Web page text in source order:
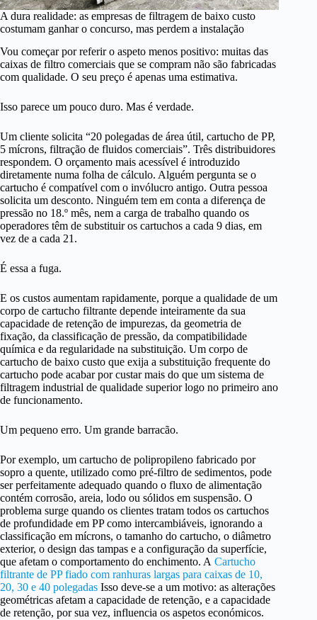
A dura realidade: as empresas de filtragem de baixo custo
costumam ganhar o concurso, mas perdem a instalação
Vou começar por referir o aspeto menos positivo: muitas das
caixas de filtro comerciais que se compram não são fabricadas
com qualidade. O seu preço é apenas uma estimativa.
Isso parece um pouco duro. Mas é verdade.
Um cliente solicita “20 polegadas de área útil, cartucho de PP,
5 mícrons, filtração de fluidos comerciais”. Três distribuidores
respondem. O orçamento mais acessível é introduzido
diretamente numa folha de cálculo. Alguém pergunta se o
cartucho é compatível com o invólucro antigo. Outra pessoa
solicita um desconto. Ninguém tem em conta a diferença de
pressão no 18.º mês, nem a carga de trabalho quando os
operadores têm de substituir os cartuchos a cada 9 dias, em
vez de a cada 21.
É essa a fuga.
E os custos aumentam rapidamente, porque a qualidade de um
corpo de cartucho filtrante depende inteiramente da sua
capacidade de retenção de impurezas, da geometria de
fixação, da classificação de pressão, da compatibilidade
química e da regularidade na substituição. Um corpo de
cartucho de baixo custo que exija a substituição frequente do
cartucho pode acabar por custar mais do que um sistema de
filtragem industrial de qualidade superior logo no primeiro ano
de funcionamento.
Um pequeno erro. Um grande barracão.
Por exemplo, um cartucho de polipropileno fabricado por
sopro a quente, utilizado como pré-filtro de sedimentos, pode
ser perfeitamente adequado quando o fluxo de alimentação
contém corrosão, areia, lodo ou sólidos em suspensão. O
problema surge quando os clientes tratam todos os cartuchos
de profundidade em PP como intercambiáveis, ignorando a
classificação em mícrons, o tamanho do cartucho, o diâmetro
exterior, o design das tampas e a configuração da superfície,
que afetam o comportamento do enchimento. A Cartucho
filtrante de PP fiado com ranhuras largas para caixas de 10,
20, 30 e 40 polegadas Isso deve-se a um motivo: as alterações
geométricas afetam a capacidade de retenção, e a capacidade
de retenção, por sua vez, influencia os aspetos económicos.